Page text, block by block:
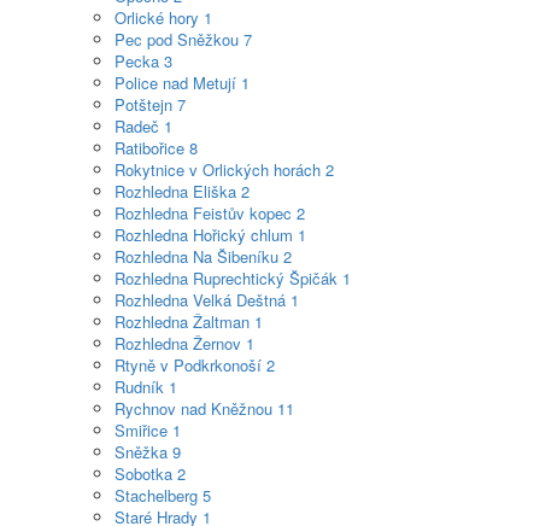
Orlické hory 1
Pec pod Sněžkou 7
Pecka 3
Police nad Metují 1
Potštejn 7
Radeč 1
Ratibořice 8
Rokytnice v Orlických horách 2
Rozhledna Eliška 2
Rozhledna Feistův kopec 2
Rozhledna Hořický chlum 1
Rozhledna Na Šibeníku 2
Rozhledna Ruprechtický Špičák 1
Rozhledna Velká Deštná 1
Rozhledna Žaltman 1
Rozhledna Žernov 1
Rtyně v Podkrkonoší 2
Rudník 1
Rychnov nad Kněžnou 11
Smiřice 1
Sněžka 9
Sobotka 2
Stachelberg 5
Staré Hrady 1